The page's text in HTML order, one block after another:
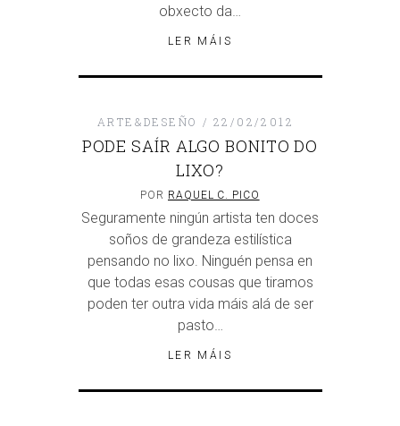
obxecto da…
LER MÁIS
ARTE&DESEÑO 22/02/2012
PODE SAÍR ALGO BONITO DO
LIXO?
POR RAQUEL C. PICO
Seguramente ningún artista ten doces
soños de grandeza estilística
pensando no lixo. Ninguén pensa en
que todas esas cousas que tiramos
poden ter outra vida máis alá de ser
pasto…
LER MÁIS